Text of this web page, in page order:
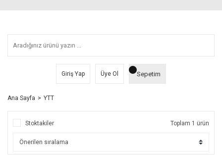
Giriş Yap Üye Ol Sepetim
Ana Sayfa YTT
Stoktakiler Toplam 1 ürün